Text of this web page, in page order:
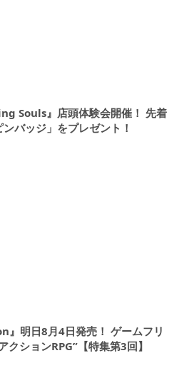
Souls』店頭体験会開催！ 先着
バッジ」をプレゼント！
明日8月4日発売！ ゲームフリ
ションRPG”【特集第3回】